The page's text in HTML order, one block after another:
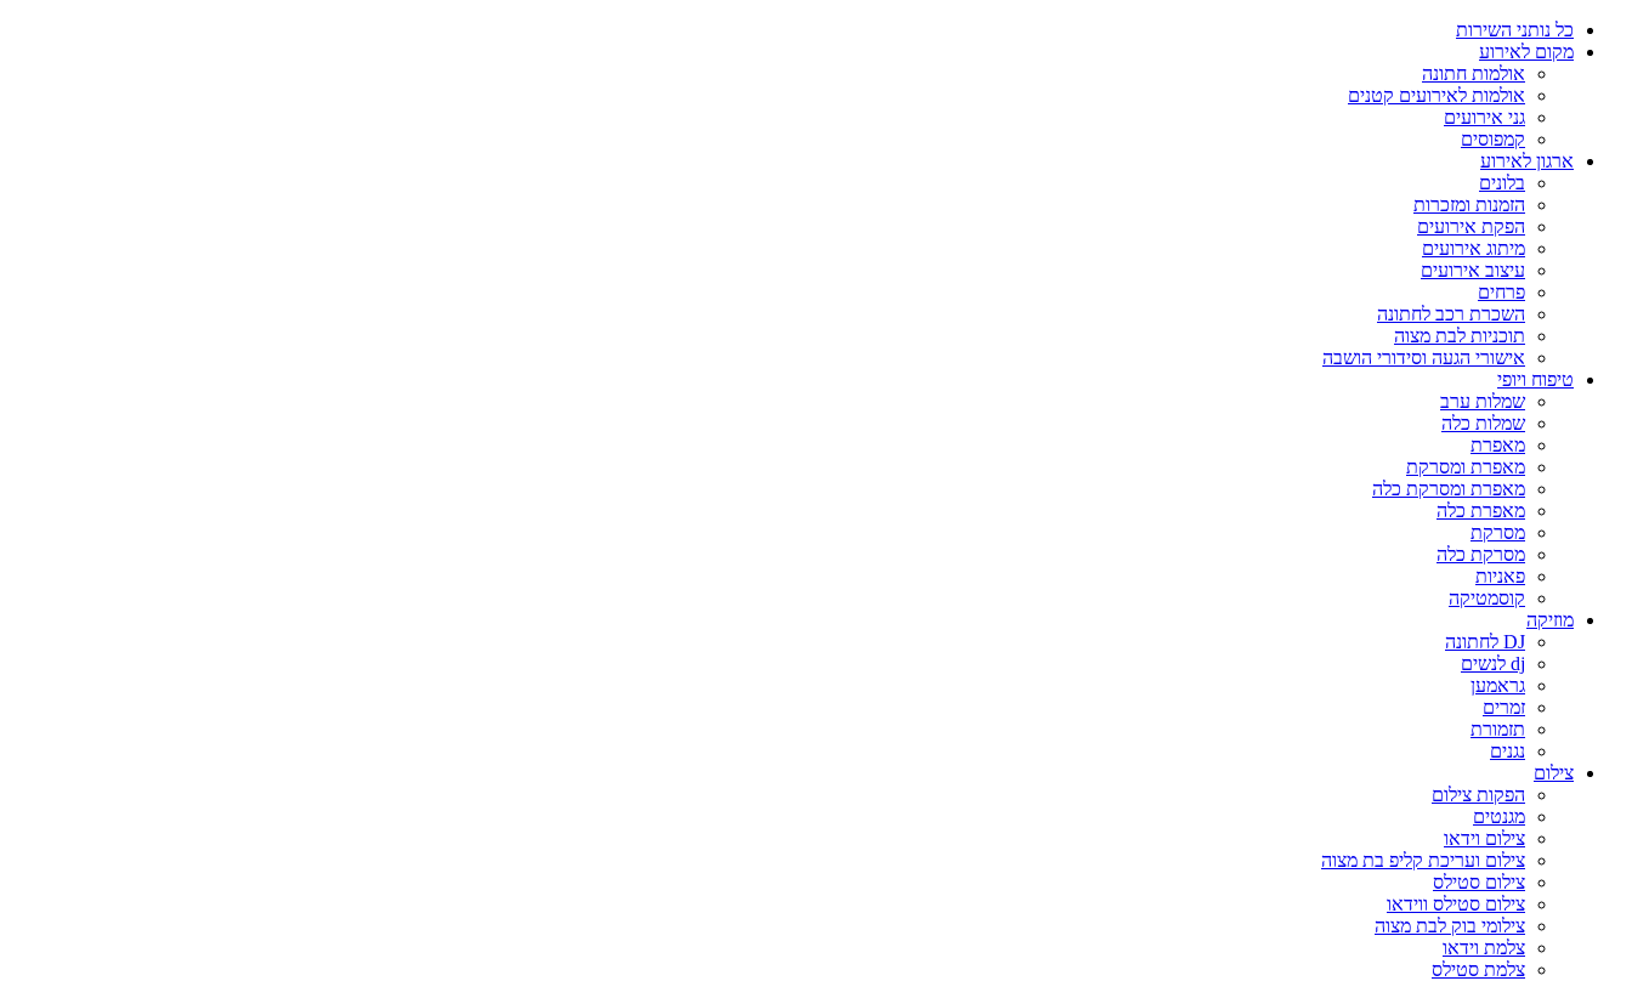
כל נותני השירות
מקום לאירוע
אולמות חתונה
אולמות לאירועים קטנים
גני אירועים
קמפוסים
ארגון לאירוע
בלונים
הזמנות ומזכרות
הפקת אירועים
מיתוג אירועים
עיצוב אירועים
פרחים
השכרת רכב לחתונה
תוכניות לבת מצוה
אישורי הגעה וסידורי הושבה
טיפוח ויופי
שמלות ערב
שמלות כלה
מאפרת
מאפרת ומסרקת
מאפרת ומסרקת כלה
מאפרת כלה
מסרקת
מסרקת כלה
פאניות
קוסמטיקה
מוזיקה
DJ לחתונה
dj לנשים
גראמען
זמרים
תזמורת
נגנים
צילום
הפקות צילום
מגנטים
צילום וידאו
צילום ועריכת קליפ בת מצוה
צילום סטילס
צילום סטילס ווידאו
צילומי בוק לבת מצוה
צלמת וידאו
צלמת סטילס